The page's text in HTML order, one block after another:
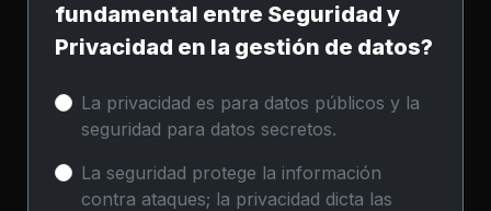
fundamental entre Seguridad y
Privacidad en la gestión de datos?
La privacidad es para datos públicos y la
seguridad para datos secretos.
La seguridad protege la información
contra ataques; la privacidad dicta las